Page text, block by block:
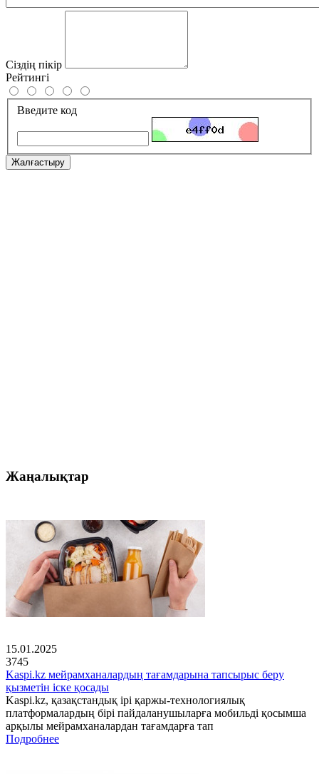
Сіздің пікір
Рейтингі
Введите код
Жалғастыру
Жаңалықтар
15.01.2025
3745
Kaspi.kz мейрамханалардың тағамдарына тапсырыс беру
қызметін іске қосады
Kaspi.kz, қазақстандық ірі қаржы-технологиялық
платформалардың бірі пайдаланушыларға мобильді қосымша
арқылы мейрамханалардан тағамдарға тап
Подробнее